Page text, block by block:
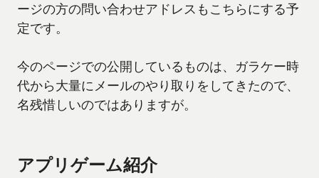
ージの方の問い合わせアドレスもこちらにする予
定です。
今のページでの公開しているものは、ガラケー時
代から大量にメールのやり取りをしてきたので、
名残惜しいのではありますが。
アプリゲーム紹介